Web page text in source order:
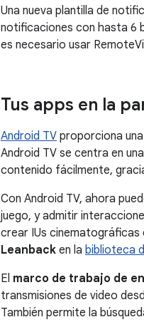
Una nueva plantilla de
notificaciones con hasta 6
es necesario usar
Tus apps en la
Android TV proporciona
Android TV se centra en
contenido fácilmente,
Con Android TV, ahora
juego, y admitir
crear IUs cinematográficas
Leanback en la biblioteca
El marco de trabajo de
transmisiones de video
También permite la